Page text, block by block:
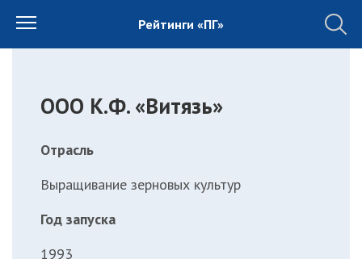
Рейтинги «ПГ»
ООО К.Ф. «Витязь»
Отрасль
Выращивание зерновых культур
Год запуска
1993